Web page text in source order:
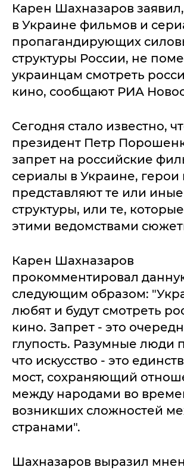
Карен Шахназаров
в Украине фильмов и
пропагандирующих
структуры России, не
украинцам смотреть
кино, сообщают РИА
Сегодня стало известно,
президент Петр
запрет на российские
сериалы в Украине, герои
представляют те или
структуры, или те,
этими ведомствами
Карен Шахназаров
прокомментировал
следующим образом:
любят и будут смотреть
кино. Запрет - это
глупость. Разумные люди
что искусство - это
мост, сохраняющий
между народами во
возникших сложностей
странами".
Шахназаров выразил